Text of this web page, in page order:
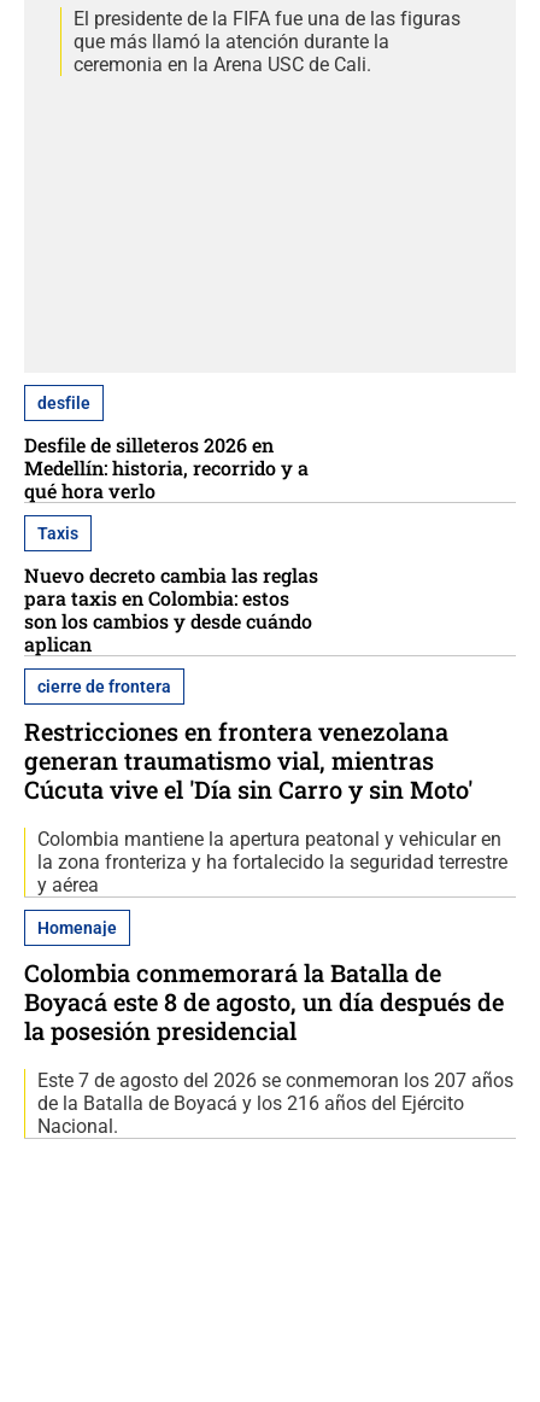
El presidente de la FIFA fue una de las figuras
que más llamó la atención durante la
ceremonia en la Arena USC de Cali.
desfile
Desfile de silleteros 2026 en
Medellín: historia, recorrido y a
qué hora verlo
Taxis
Nuevo decreto cambia las reglas
para taxis en Colombia: estos
son los cambios y desde cuándo
aplican
cierre de frontera
Restricciones en frontera venezolana
generan traumatismo vial, mientras
Cúcuta vive el 'Día sin Carro y sin Moto'
Colombia mantiene la apertura peatonal y vehicular en
la zona fronteriza y ha fortalecido la seguridad terrestre
y aérea
Homenaje
Colombia conmemorará la Batalla de
Boyacá este 8 de agosto, un día después de
la posesión presidencial
Este 7 de agosto del 2026 se conmemoran los 207 años
de la Batalla de Boyacá y los 216 años del Ejército
Nacional.